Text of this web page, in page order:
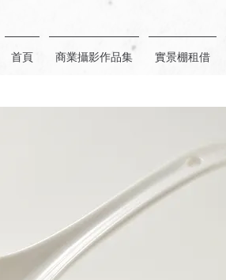
首頁 商業攝影作品集 實景棚租借